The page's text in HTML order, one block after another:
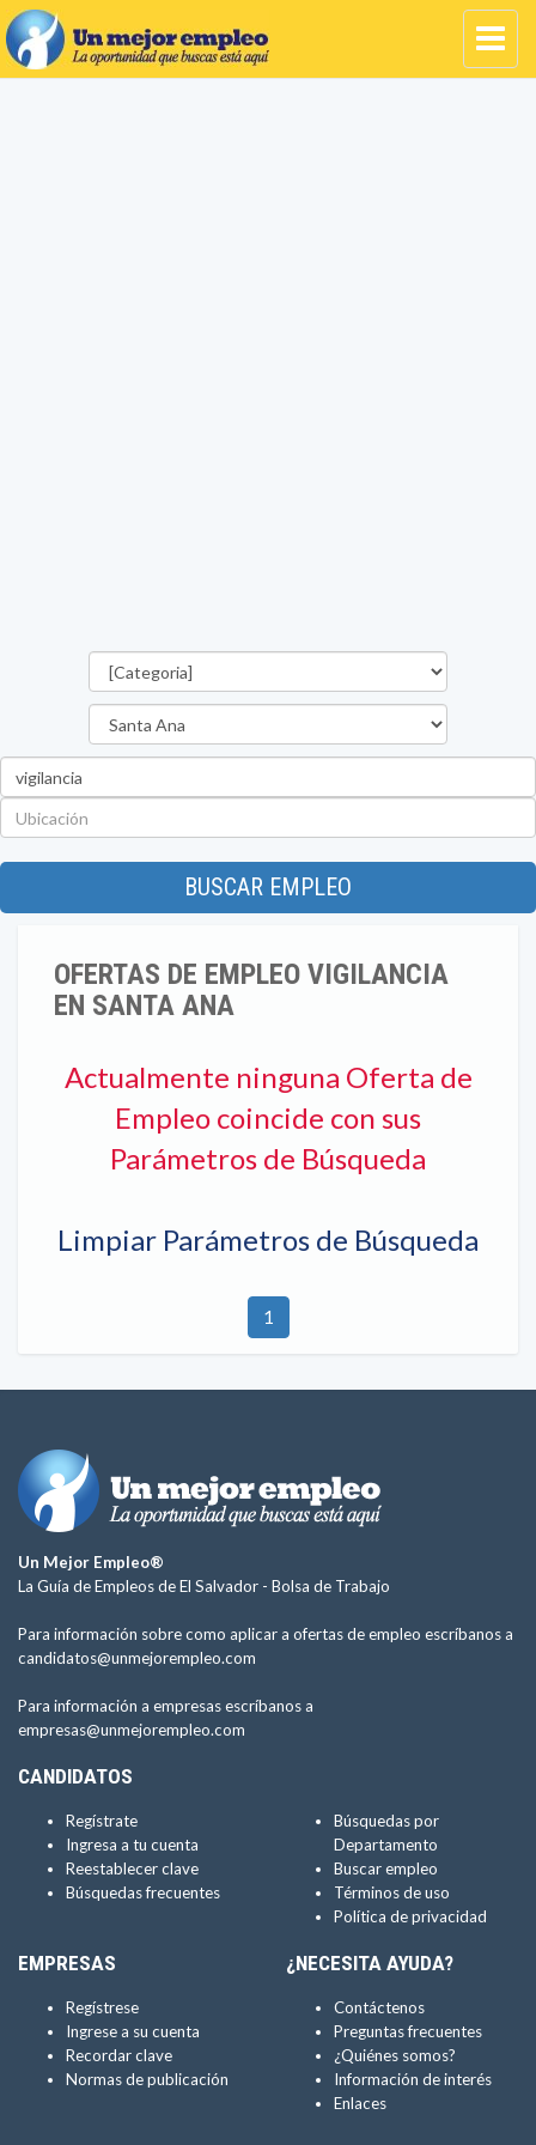
BUSCAR EMPLEO
OFERTAS DE EMPLEO VIGILANCIA
EN SANTA ANA
Actualmente ninguna Oferta de
Empleo coincide con sus
Parámetros de Búsqueda
Limpiar Parámetros de Búsqueda
1
Un Mejor Empleo®
La Guía de Empleos de El Salvador - Bolsa de Trabajo
Para información sobre como aplicar a ofertas de empleo escríbanos a
candidatos@unmejorempleo.com
Para información a empresas escríbanos a
empresas@unmejorempleo.com
CANDIDATOS
Regístrate
Ingresa a tu cuenta
Reestablecer clave
Búsquedas frecuentes
Búsquedas por
Departamento
Buscar empleo
Términos de uso
Política de privacidad
EMPRESAS
Regístrese
Ingrese a su cuenta
Recordar clave
Normas de publicación
¿NECESITA AYUDA?
Contáctenos
Preguntas frecuentes
¿Quiénes somos?
Información de interés
Enlaces